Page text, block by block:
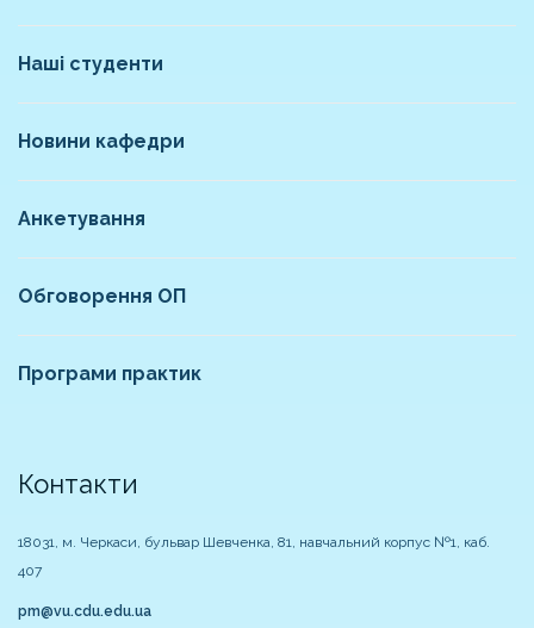
Наші студенти
Новини кафедри
Анкетування
Обговорення ОП
Програми практик
Контакти
18031, м. Черкаси, бульвар Шевченка, 81, навчальний корпус №1, каб.
407
pm@vu.cdu.edu.ua